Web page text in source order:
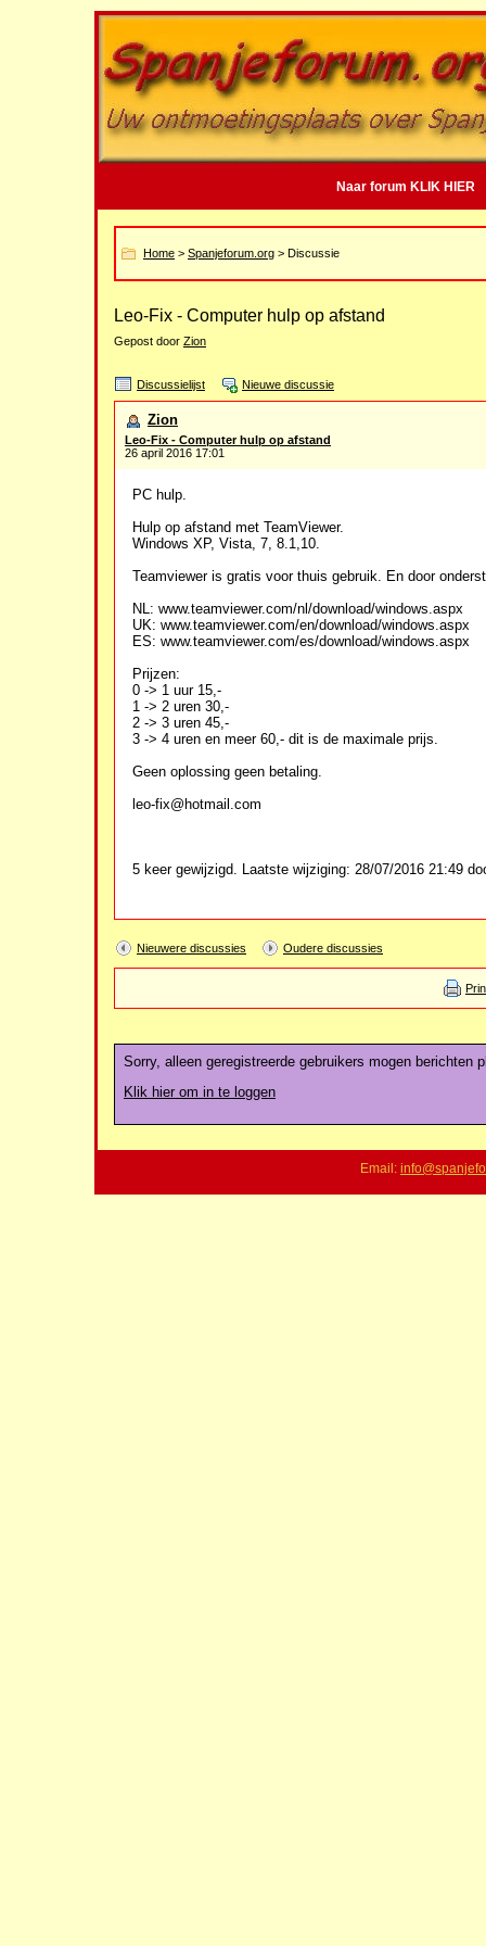
Naar forum KLIK HIER
Home > Spanjeforum.org > Discussie
Leo-Fix - Computer hulp op afstand
Gepost door Zion
Discussielijst Nieuwe discussie
Zion
Leo-Fix - Computer hulp op afstand
26 april 2016 17:01
PC hulp.
Hulp op afstand met TeamViewer.
Windows XP, Vista, 7, 8.1,10.
Teamviewer is gratis voor thuis gebruik. En door
NL: www.teamviewer.com/nl/download/windows.aspx
UK: www.teamviewer.com/en/download/windows.aspx
ES: www.teamviewer.com/es/download/windows.aspx
Prijzen:
0 -> 1 uur 15,-
1 -> 2 uren 30,-
2 -> 3 uren 45,-
3 -> 4 uren en meer 60,- dit is de maximale prijs.
Geen oplossing geen betaling.
leo-fix@hotmail.com
5 keer gewijzigd. Laatste wijziging: 28/07/2016 21:49
Nieuwere discussies Oudere discussies
Sorry, alleen geregistreerde gebruikers mogen berichten
Klik hier om in te loggen
Email: